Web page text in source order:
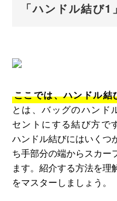
「ハンドル結び1」
ここでは、ハンドル結
とは、バッグのハンド
セントにする結び方で
ハンドル結びにはいくつ
ち手部分の端からスカー
ます。紹介する方法を
をマスターしましょう。